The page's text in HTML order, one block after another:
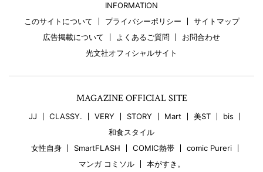
INFORMATION
このサイトについて
プライバシーポリシー
サイトマップ
広告掲載について
よくあるご質問
お問合わせ
光文社オフィシャルサイト
MAGAZINE OFFICIAL SITE
JJ CLASSY. VERY STORY Mart 美ST
bis
和食スタイル
女性自身
SmartFLASH COMIC熱帯
comic Pureri
マンガ コミソル
本がすき。